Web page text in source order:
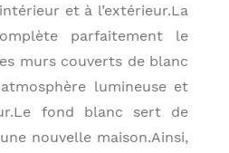
et à l’extérieur.La
parfaitement le
murs couverts de blanc
lumineuse et
fond blanc sert de
nouvelle maison.Ainsi,